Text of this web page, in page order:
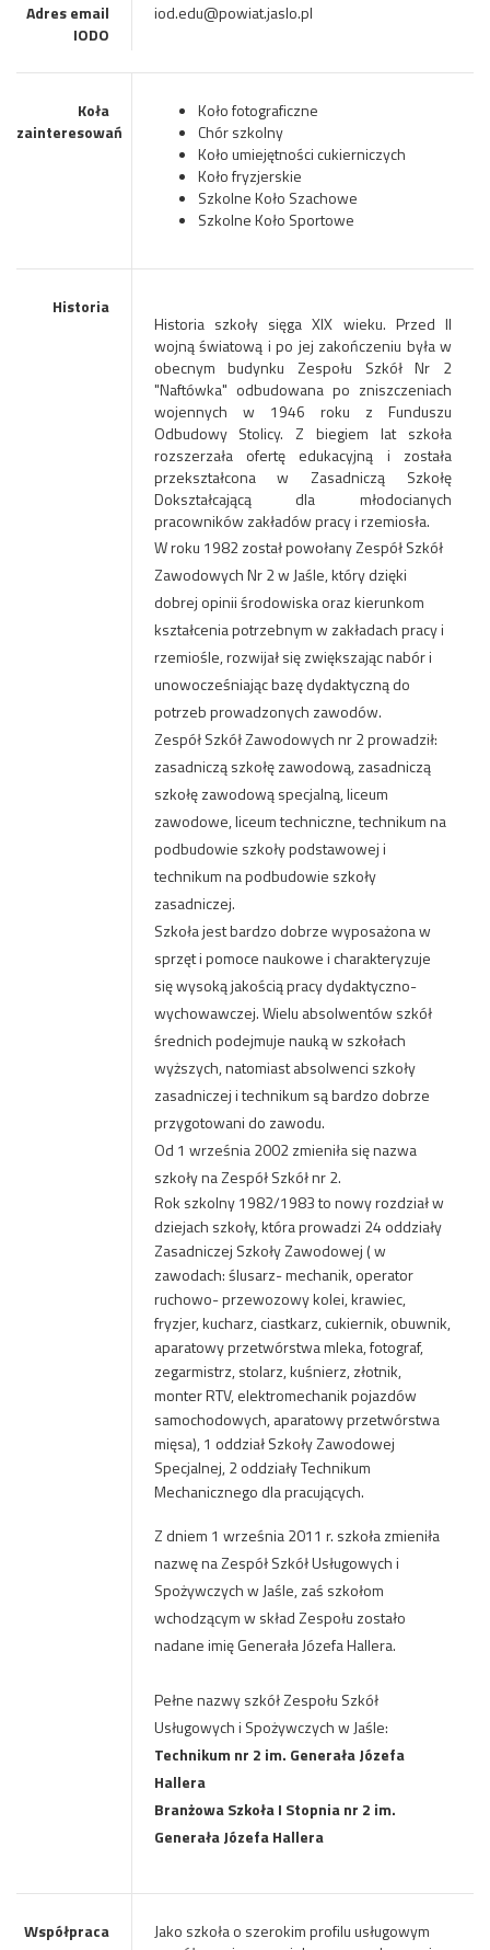
Adres email
IODO
iod.edu@powiat.jaslo.pl
Koła
zainteresowań
Koło fotograficzne
Chór szkolny
Koło umiejętności cukierniczych
Koło fryzjerskie
Szkolne Koło Szachowe
Szkolne Koło Sportowe
Historia
Historia szkoły sięga XIX wieku. Przed II
wojną światową i po jej zakończeniu była w
obecnym budynku Zespołu Szkół Nr 2
"Naftówka" odbudowana po zniszczeniach
wojennych w 1946 roku z Funduszu
Odbudowy Stolicy. Z biegiem lat szkoła
rozszerzała ofertę edukacyjną i została
przekształcona w Zasadniczą Szkołę
Dokształcającą dla młodocianych
pracowników zakładów pracy i rzemiosła.
W roku 1982 został powołany Zespół Szkół
Zawodowych Nr 2 w Jaśle, który dzięki
dobrej opinii środowiska oraz kierunkom
kształcenia potrzebnym w zakładach pracy i
rzemiośle, rozwijał się zwiększając nabór i
unowocześniając bazę dydaktyczną do
potrzeb prowadzonych zawodów.
Zespół Szkół Zawodowych nr 2 prowadził:
zasadniczą szkołę zawodową, zasadniczą
szkołę zawodową specjalną, liceum
zawodowe, liceum techniczne, technikum na
podbudowie szkoły podstawowej i
technikum na podbudowie szkoły
zasadniczej.
Szkoła jest bardzo dobrze wyposażona w
sprzęt i pomoce naukowe i charakteryzuje
się wysoką jakością pracy dydaktyczno-
wychowawczej. Wielu absolwentów szkół
średnich podejmuje nauką w szkołach
wyższych, natomiast absolwenci szkoły
zasadniczej i technikum są bardzo dobrze
przygotowani do zawodu.
Od 1 września 2002 zmieniła się nazwa
szkoły na Zespół Szkół nr 2.
Rok szkolny 1982/1983 to nowy rozdział w
dziejach szkoły, która prowadzi 24 oddziały
Zasadniczej Szkoły Zawodowej ( w
zawodach: ślusarz- mechanik, operator
ruchowo- przewozowy kolei, krawiec,
fryzjer, kucharz, ciastkarz, cukiernik, obuwnik,
aparatowy przetwórstwa mleka, fotograf,
zegarmistrz, stolarz, kuśnierz, złotnik,
monter RTV, elektromechanik pojazdów
samochodowych, aparatowy przetwórstwa
mięsa), 1 oddział Szkoły Zawodowej
Specjalnej, 2 oddziały Technikum
Mechanicznego dla pracujących.
Z dniem 1 września 2011 r. szkoła zmieniła
nazwę na Zespół Szkół Usługowych i
Spożywczych w Jaśle, zaś szkołom
wchodzącym w skład Zespołu zostało
nadane imię Generała Józefa Hallera.
Pełne nazwy szkół Zespołu Szkół
Usługowych i Spożywczych w Jaśle:
Technikum nr 2 im. Generała Józefa
Hallera
Branżowa Szkoła I Stopnia nr 2 im.
Generała Józefa Hallera
Współpraca
Jako szkoła o szerokim profilu usługowym